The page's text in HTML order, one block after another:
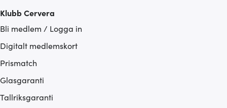
Klubb Cervera
Bli medlem / Logga in
Digitalt medlemskort
Prismatch
Glasgaranti
Tallriksgaranti